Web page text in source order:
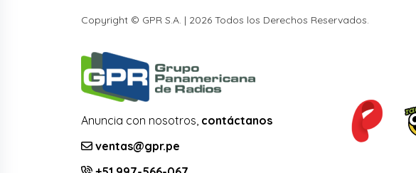
Copyright © GPR S.A. | 2026 Todos los Derechos Reservados.
Anuncia con nosotros, contáctanos
ventas@gpr.pe